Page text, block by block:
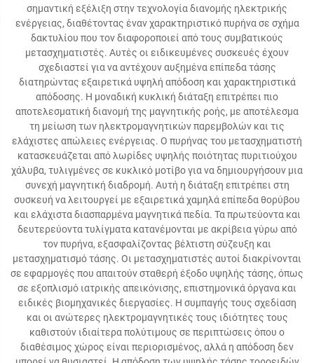
σημαντική εξέλιξη στην τεχνολογία διανομής ηλεκτρικής
ενέργειας, διαθέτοντας έναν χαρακτηριστικό πυρήνα σε σχήμα
δακτυλίου που τον διαφοροποιεί από τους συμβατικούς
μετασχηματιστές. Αυτές οι ειδικευμένες συσκευές έχουν
σχεδιαστεί για να αντέχουν αυξημένα επίπεδα τάσης
διατηρώντας εξαιρετικά υψηλή απόδοση και χαρακτηριστικά
απόδοσης. Η μοναδική κυκλική διάταξη επιτρέπει πιο
αποτελεσματική διανομή της μαγνητικής ροής, με αποτέλεσμα
τη μείωση των ηλεκτρομαγνητικών παρεμβολών και τις
ελάχιστες απώλειες ενέργειας. Ο πυρήνας του μετασχηματιστή
κατασκευάζεται από λωρίδες υψηλής ποιότητας πυριτιούχου
χάλυβα, τυλιγμένες σε κυκλικό μοτίβο για να δημιουργήσουν μια
συνεχή μαγνητική διαδρομή. Αυτή η διάταξη επιτρέπει στη
συσκευή να λειτουργεί με εξαιρετικά χαμηλά επίπεδα θορύβου
και ελάχιστα διασπαρμένα μαγνητικά πεδία. Τα πρωτεύοντα και
δευτερεύοντα τυλίγματα κατανέμονται με ακρίβεια γύρω από
τον πυρήνα, εξασφαλίζοντας βέλτιστη σύζευξη και
μετασχηματισμό τάσης. Οι μετασχηματιστές αυτοί διακρίνονται
σε εφαρμογές που απαιτούν σταθερή έξοδο υψηλής τάσης, όπως
σε εξοπλισμό ιατρικής απεικόνισης, επιστημονικά όργανα και
ειδικές βιομηχανικές διεργασίες. Η συμπαγής τους σχεδίαση
και οι ανώτερες ηλεκτρομαγνητικές τους ιδιότητες τους
καθιστούν ιδιαίτερα πολύτιμους σε περιπτώσεις όπου ο
διαθέσιμος χώρος είναι περιορισμένος, αλλά η απόδοση δεν